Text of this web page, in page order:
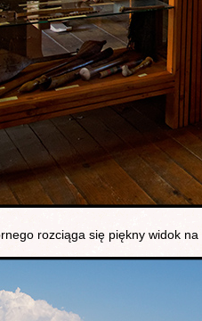
rozciąga się piękny widok